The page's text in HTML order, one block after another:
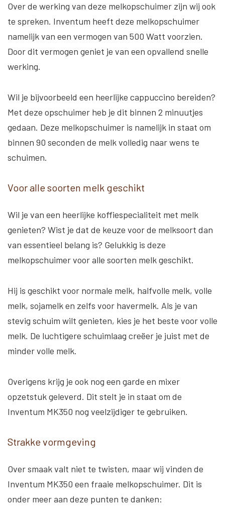
Over de werking van deze melkopschuimer zijn wij ook
te spreken. Inventum heeft deze melkopschuimer
namelijk van een vermogen van 500 Watt voorzien.
Door dit vermogen geniet je van een opvallend snelle
werking.
Wil je bijvoorbeeld een heerlijke cappuccino bereiden?
Met deze opschuimer heb je dit binnen 2 minuutjes
gedaan. Deze melkopschuimer is namelijk in staat om
binnen 90 seconden de melk volledig naar wens te
schuimen.
Voor alle soorten melk geschikt
Wil je van een heerlijke koffiespecialiteit met melk
genieten? Wist je dat de keuze voor de melksoort dan
van essentieel belang is? Gelukkig is deze
melkopschuimer voor alle soorten melk geschikt.
Hij is geschikt voor normale melk, halfvolle melk, volle
melk, sojamelk en zelfs voor havermelk. Als je van
stevig schuim wilt genieten, kies je het beste voor volle
melk. De luchtigere schuimlaag creëer je juist met de
minder volle melk.
Overigens krijg je ook nog een garde en mixer
opzetstuk geleverd. Dit stelt je in staat om de
Inventum MK350 nog veelzijdiger te gebruiken.
Strakke vormgeving
Over smaak valt niet te twisten, maar wij vinden de
Inventum MK350 een fraaie melkopschuimer. Dit is
onder meer aan deze punten te danken: